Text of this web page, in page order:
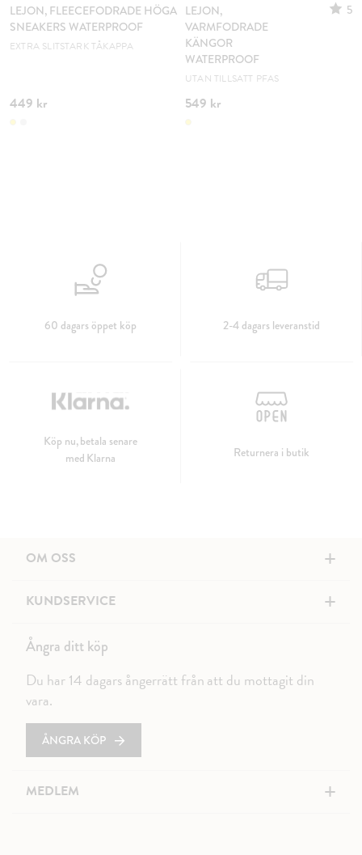
LEJON, FLEECEFODRADE HÖGA
SNEAKERS WATERPROOF
EXTRA SLITSTARK TÅKAPPA
449 kr
LEJON,
VARMFODRADE
KÄNGOR
WATERPROOF
5
UTAN TILLSATT PFAS
549 kr
60 dagars öppet köp 2-4 dagars leveranstid
Köp nu, betala senare
med Klarna
Returnera i butik
OM OSS +
KUNDSERVICE +
Ångra ditt köp
Du har 14 dagars ångerrätt från att du mottagit din
vara.
ÅNGRA KÖP
MEDLEM +